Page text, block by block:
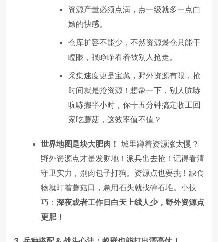
资源产量必须点满，点一级就多一点白
嫖的快感。
仓库扩容不能少，不然资源爆仓只能干
瞪眼，眼睁睁看着被别人抢走。
采集速度更是宝藏，野外资源有限，抢
时间就是抢资源！想象一下，别人吭哧
吭哧搬半小时，你十五分钟搞定收工回
家吃蘑菇，这效率值不值？
世界地图是块大肥肉！ 城里蹲着资源涨太慢？
野外资源点才是发财地！派兵出去抢！记得看清
守卫实力，别肉包子打狗。资源点也要挑！缺食
物就盯着蘑菇田，急用石头就找碎石堆。小技
巧： 深夜或者工作日白天上线人少，野外资源点
更肥！